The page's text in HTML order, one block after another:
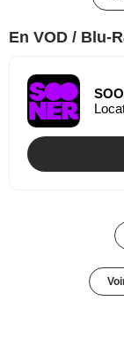
En VOD / Blu-